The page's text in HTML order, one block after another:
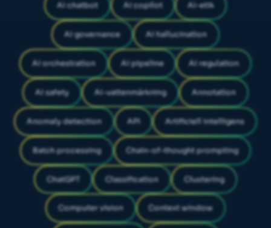
AI chatbot AI copilot AI-etik
AI governance AI hallucination
AI orchestration AI pipeline AI regulation
AI safety AI-vattenmärkning Annotation
Anomaly detection API Artificiell intelligens
Batch processing Chain-of-thought prompting
ChatGPT Classification Clustering
Computer vision Context window